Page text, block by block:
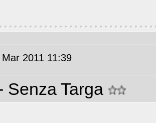
2011 11:39
Senza Targa